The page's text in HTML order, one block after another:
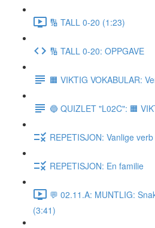
🔢 TALL 0-20 (1:23)
🔢 TALL 0-20: OPPGAVE
🟧 VIKTIG VOKABULAR:
🔵 QUIZLET "L02C": 🟧
REPETISJON: Vanlige verb
REPETISJON: En familie
💬 02.11.A: MUNTLIG:
(3:41)